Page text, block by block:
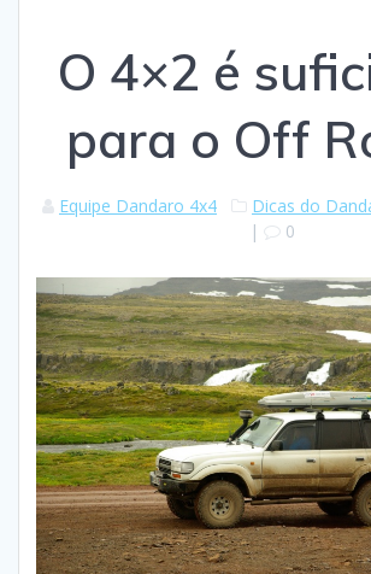
O 4×2 é
para o Off
Equipe Dandaro 4x4 Dicas do
|
0